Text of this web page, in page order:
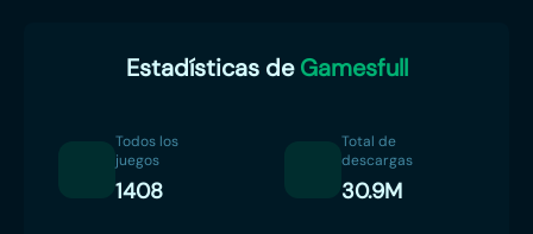
Estadísticas deGamesfull
Todos los
juegos
1408
Total de
descargas
30.9M